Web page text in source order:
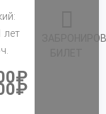
лет